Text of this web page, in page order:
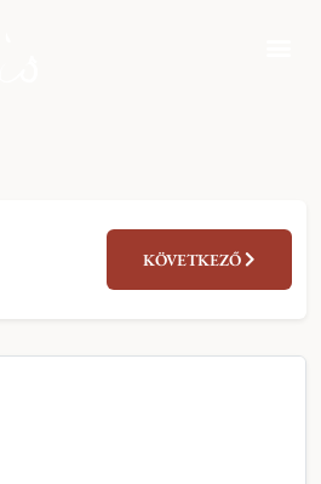
KÖVETKEZŐ